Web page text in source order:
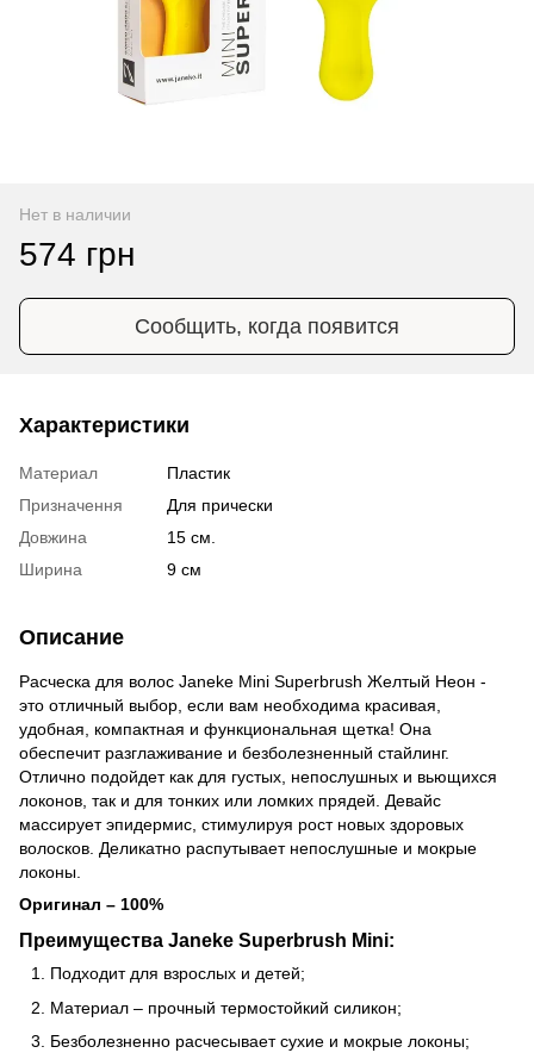
Нет в наличии
574 грн
Сообщить, когда появится
Характеристики
Материал
Пластик
Призначення
Для прически
Довжина
15 см.
Ширина
9 см
Описание
Расческа для волос Janeke Mini Superbrush Желтый Неон -
это отличный выбор, если вам необходима красивая,
удобная, компактная и функциональная щетка! Она
обеспечит разглаживание и безболезненный стайлинг.
Отлично подойдет как для густых, непослушных и вьющихся
локонов, так и для тонких или ломких прядей. Девайс
массирует эпидермис, стимулируя рост новых здоровых
волосков. Деликатно распутывает непослушные и мокрые
локоны.
Оригинал – 100%
Преимущества Janeke Superbrush Mini:
Подходит для взрослых и детей;
Материал – прочный термостойкий силикон;
Безболезненно расчесывает сухие и мокрые локоны;